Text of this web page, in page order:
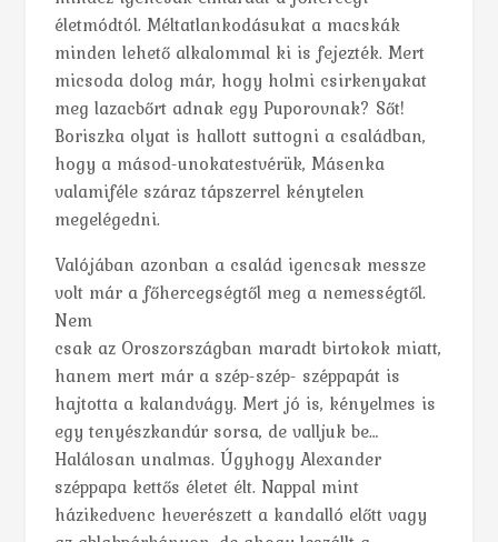
életmódtól. Méltatlankodásukat a macskák
minden lehető alkalommal ki is fejezték. Mert
micsoda dolog már, hogy holmi csirkenyakat
meg lazacbőrt adnak egy Puporovnak? Sőt!
Boriszka olyat is hallott suttogni a családban,
hogy a másod-unokatestvérük, Másenka
valamiféle száraz tápszerrel kénytelen
megelégedni.
Valójában azonban a család igencsak messze
volt már a főhercegségtől meg a nemességtől.
Nem
csak az Oroszországban maradt birtokok miatt,
hanem mert már a szép-szép- széppapát is
hajtotta a kalandvágy. Mert jó is, kényelmes is
egy tenyészkandúr sorsa, de valljuk be…
Halálosan unalmas. Úgyhogy Alexander
széppapa kettős életet élt. Nappal mint
házikedvenc heverészett a kandalló előtt vagy